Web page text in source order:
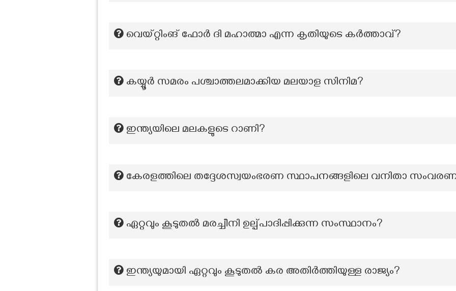
വെയ്റ്റിംങ് ഫോർ ദി മഹാത്മാ എന്ന കൃതിയുടെ കർത്താവ്?
കയ്യൂര്‍ സമരം പശ്ചാത്തലമാക്കിയ മലയാള സിനിമ?
ഇന്ത്യയിലെ മലകളുടെ റാണി?
കേരളത്തിലെ തദ്ദേശസ്വയംഭരണ സ്ഥാപനങ്ങളിലെ വനിതാ
ഏറ്റവും കൂടുതല്‍ മരച്ചീനി ഉല്പ്പാദിപ്പിക്കുന്ന സംസ്ഥാനം?
ഇന്ത്യയുമായി ഏറ്റവും കൂടുതൽ കര അതിർത്തിയുള്ള രാജ്യം?